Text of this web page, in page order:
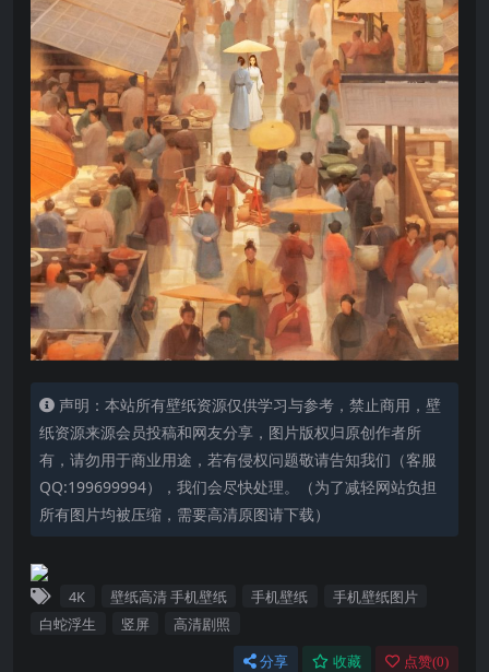
声明：本站所有壁纸资源仅供学习与参考，禁止商用，壁
纸资源来源会员投稿和网友分享，图片版权归原创作者所
有，请勿用于商业用途，若有侵权问题敬请告知我们（客服
QQ:199699994），我们会尽快处理。（为了减轻网站负担
所有图片均被压缩，需要高清原图请下载）
4K 壁纸高清 手机壁纸 手机壁纸
手机壁纸图片
白蛇浮生
竖屏 高清剧照
分享 收藏 点赞(0)